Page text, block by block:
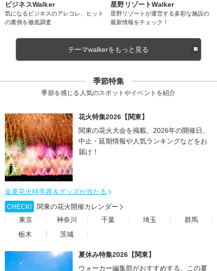
ビジネスWalker
気になるビジネスのアレコレ、ヒット
の裏側を徹底調査
星野リゾートWalker
星野リゾートが運営する多彩な施設の
最新情報をチェック！
テーマwalkerをもっと見る
季節特集
季節を感じる人気のスポットやイベントを紹介
花火特集2026【関東】
関東の花火大会を掲載。2026年の開催日、
中止・延期情報や人気ランキングなどをお
届け！
金麦花火特等席＆グッズが当たる
CHECK!
関東の花火開催カレンダー
東京
神奈川 千葉 埼玉
群馬
栃木
茨城
夏休み特集2026【関東】
ウォーカー編集部がおすすめする、この夏